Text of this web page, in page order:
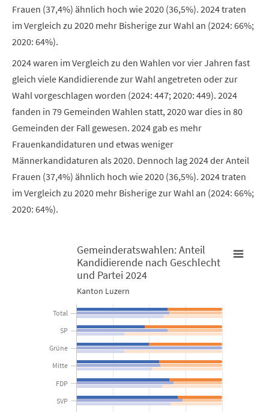
Frauen (37,4%) ähnlich hoch wie 2020 (36,5%). 2024 traten
im Vergleich zu 2020 mehr Bisherige zur Wahl an (2024: 66%;
2020: 64%).
2024 waren im Vergleich zu den Wahlen vor vier Jahren fast
gleich viele Kandidierende zur Wahl angetreten oder zur
Wahl vorgeschlagen worden (2024: 447; 2020: 449). 2024
fanden in 79 Gemeinden Wahlen statt, 2020 war dies in 80
Gemeinden der Fall gewesen. 2024 gab es mehr
Frauenkandidaturen und etwas weniger
Männerkandidaturen als 2020. Dennoch lag 2024 der Anteil
Frauen (37,4%) ähnlich hoch wie 2020 (36,5%). 2024 traten
im Vergleich zu 2020 mehr Bisherige zur Wahl an (2024: 66%;
2020: 64%).
Gemeinderatswahlen: Anteil Kandidierende nach Geschlecht
Bar chart with 6 data series.
View as data table, Gemeinderatswahlen: Anteil
The chart has 1 X axis displaying categories.
The chart has 1 Y axis displaying in Prozent. Data ranges from
Gemeinderatswahlen: Anteil
Kandidierende nach Geschlecht
und Partei 2024
Kanton Luzern
Total
SP
Grüne
Mitte
FDP
SVP